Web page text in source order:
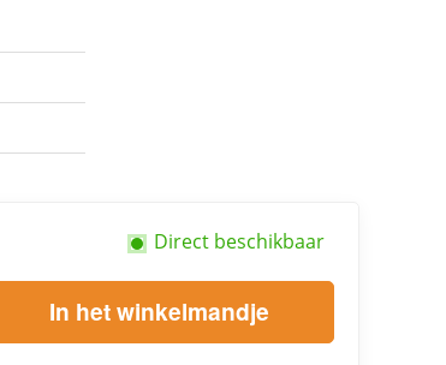
Direct beschikbaar
In het winkelmandje